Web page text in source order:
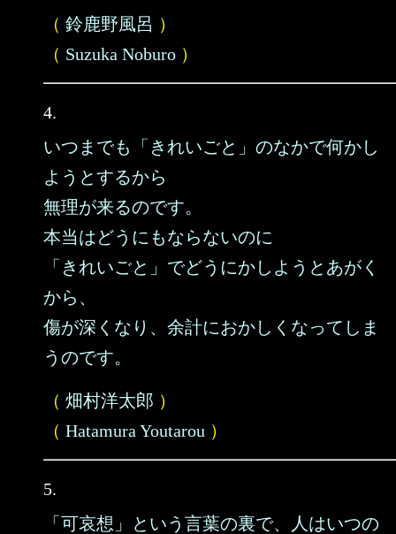
（ 鈴鹿野風呂 ）
（ Suzuka Noburo ）
4.
いつまでも「きれいごと」のなかで何かし
ようとするから
無理が来るのです。
本当はどうにもならないのに
「きれいごと」でどうにかしようとあがく
から、
傷が深くなり、余計におかしくなってしま
うのです。
（ 畑村洋太郎 ）
（ Hatamura Youtarou ）
5.
「可哀想」という言葉の裏で、人はいつの